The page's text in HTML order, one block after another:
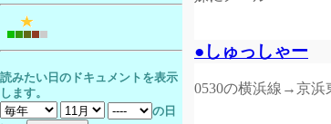
●しゅっしゃー
0530の横浜線→京浜
読みたい日のドキュメントを表示
します。
の日